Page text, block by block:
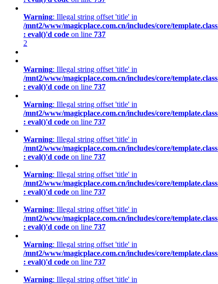
Warning: Illegal string offset 'title' in
/mnt2/www/magicplace.com.cn/includes/core/
: eval()'d code on line 737
2
Warning: Illegal string offset 'title' in
/mnt2/www/magicplace.com.cn/includes/core/
: eval()'d code on line 737
Warning: Illegal string offset 'title' in
/mnt2/www/magicplace.com.cn/includes/core/
: eval()'d code on line 737
Warning: Illegal string offset 'title' in
/mnt2/www/magicplace.com.cn/includes/core/
: eval()'d code on line 737
Warning: Illegal string offset 'title' in
/mnt2/www/magicplace.com.cn/includes/core/
: eval()'d code on line 737
Warning: Illegal string offset 'title' in
/mnt2/www/magicplace.com.cn/includes/core/
: eval()'d code on line 737
Warning: Illegal string offset 'title' in
/mnt2/www/magicplace.com.cn/includes/core/
: eval()'d code on line 737
Warning: Illegal string offset 'title' in